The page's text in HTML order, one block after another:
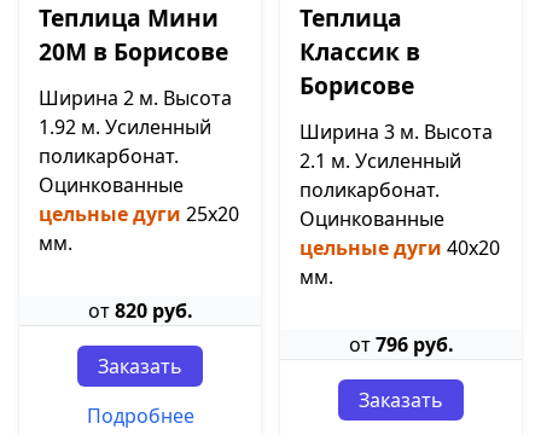
Теплица Мини
20М в Борисове
Ширина 2 м. Высота
1.92 м. Усиленный
поликарбонат.
Оцинкованные
цельные дуги 25х20
мм.
от820 руб.
Заказать
Подробнее
Теплица
Классик в
Борисове
Ширина 3 м. Высота
2.1 м. Усиленный
поликарбонат.
Оцинкованные
цельные дуги 40х20
мм.
от796 руб.
Заказать